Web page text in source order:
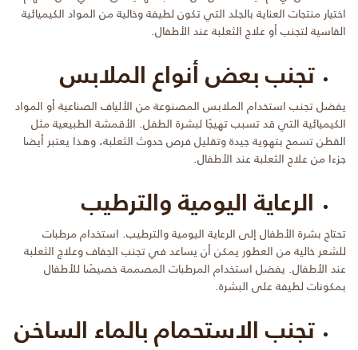
اختيار منتجات العناية بالجلد التي تكون لطيفة وخالية من المواد الكيميائية
القاسية لتجنب أو علاج الثعلبة عند الأطفال.
تجنب بعض أنواع الملابس
يفضل تجنب استخدام الملابس المصنوعة من الألياف الصناعية أو المواد
الكيميائية التي قد تسبب تهيجًا لبشرة الطفل. الأقمشة الطبيعية مثل
القطن تسمح بتهوية جيدة وتقليل فرص حدوث الثعلبة، وهذا يعتبر أيضا
جزءا من علاج الثعلبة عند الأطفال.
الرعاية اليومية والترطيب
تحتاج بشرة الأطفال إلى الرعاية اليومية والترطيب. استخدام مرطبات
للشعر خالية من العطور يمكن أن يساعد في تجنب الجفاف وعلاج الثعلبة
عند الأطفال. يفضل استخدام المرطبات المصممة خصيصًا للأطفال
بمكونات لطيفة على البشرة.
تجنب الاستحمام بالماء الساخن